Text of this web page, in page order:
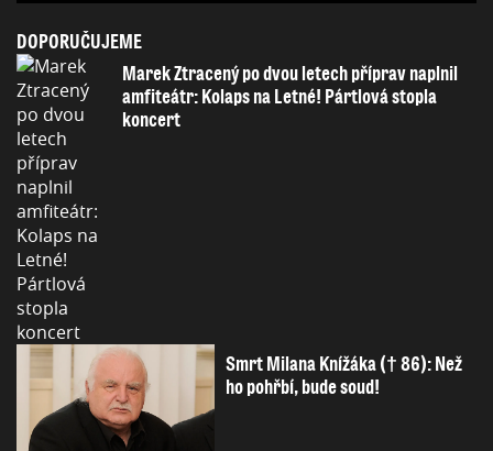
DOPORUČUJEME
Marek Ztracený po dvou letech příprav naplnil
amfiteátr: Kolaps na Letné! Pártlová stopla
koncert
Smrt Milana Knížáka († 86): Než
ho pohřbí, bude soud!